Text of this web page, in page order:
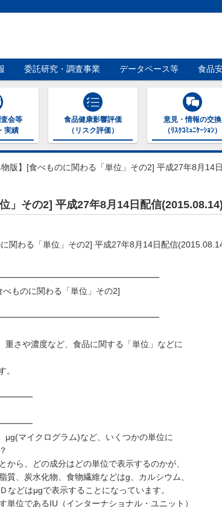
委託研究・調査事業 データベース等 食品
会等
実績
食品健康影響評価
（リスク評価）
意見・情報の交換
（ﾘｽｸｺﾐｭﾆｹｰｼｮﾝ）
物版】[食べものに関わる「単位」その2] 平成27年8月14
」その2] 平成27年8月14日配信(2015.08.14)
関わる「単位」その2] 平成27年8月14日配信
ものに関わる「単位」その2]
さや濃度など、食品に関する「単位」などに
。
マイクログラム)など、いくつかの単位に
ら、どの成分はどの単位で表示するのかが、
、炭水化物、食物繊維などはg、カルシウム、
などはμgで表示することになっています。
位であるIU（インターナショナル・ユニット）